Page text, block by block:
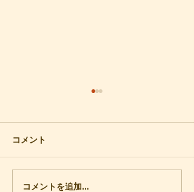
数年前、思いがけなく声をか
けられて、青年時代の知人と
りになります。かつて私は日
立製作所の社員でした。配属
コメント
コメントを追加…